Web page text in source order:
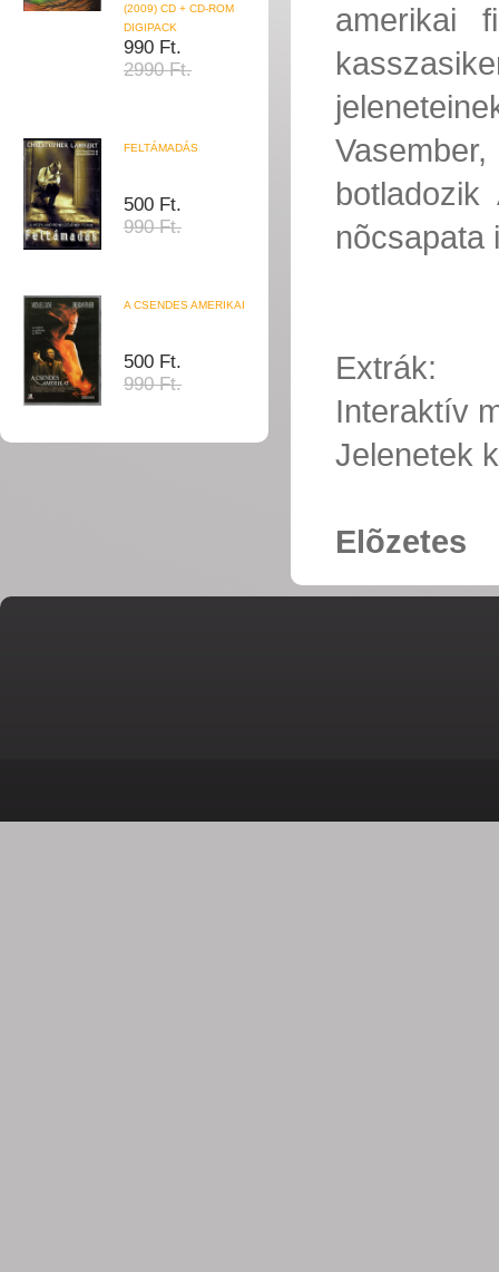
(2009) CD + CD-ROM
DIGIPACK
990 Ft.
2990 Ft.
FELTÁMADÁS
500 Ft.
990 Ft.
A CSENDES AMERIKAI
500 Ft.
990 Ft.
amerikai
nõcsapata
Extrák:
Interaktív
Jelenetek
Elõzetes